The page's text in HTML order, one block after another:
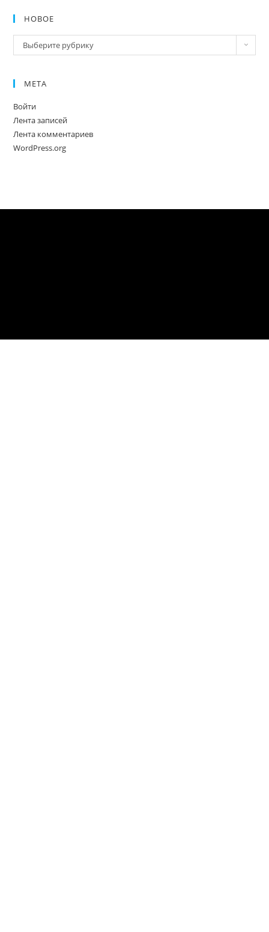
НОВОЕ
Новое
Выберите рубрику
МЕТА
Войти
Лента записей
Лента комментариев
WordPress.org